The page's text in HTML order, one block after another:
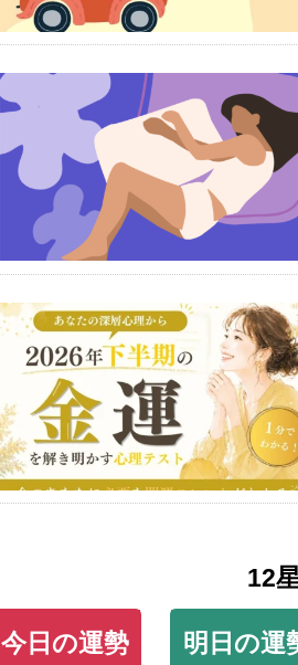
12
今日の運勢 明日の運